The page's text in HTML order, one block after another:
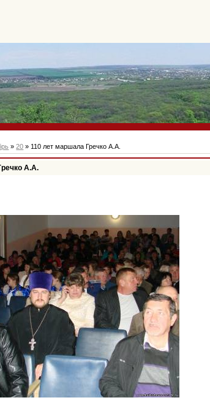
» 20 » 110 лет маршала Гречко А.А.
А.А.